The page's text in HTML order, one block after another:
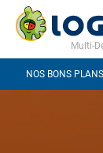
CONTACT
Multi-
NOS BONS PLANS